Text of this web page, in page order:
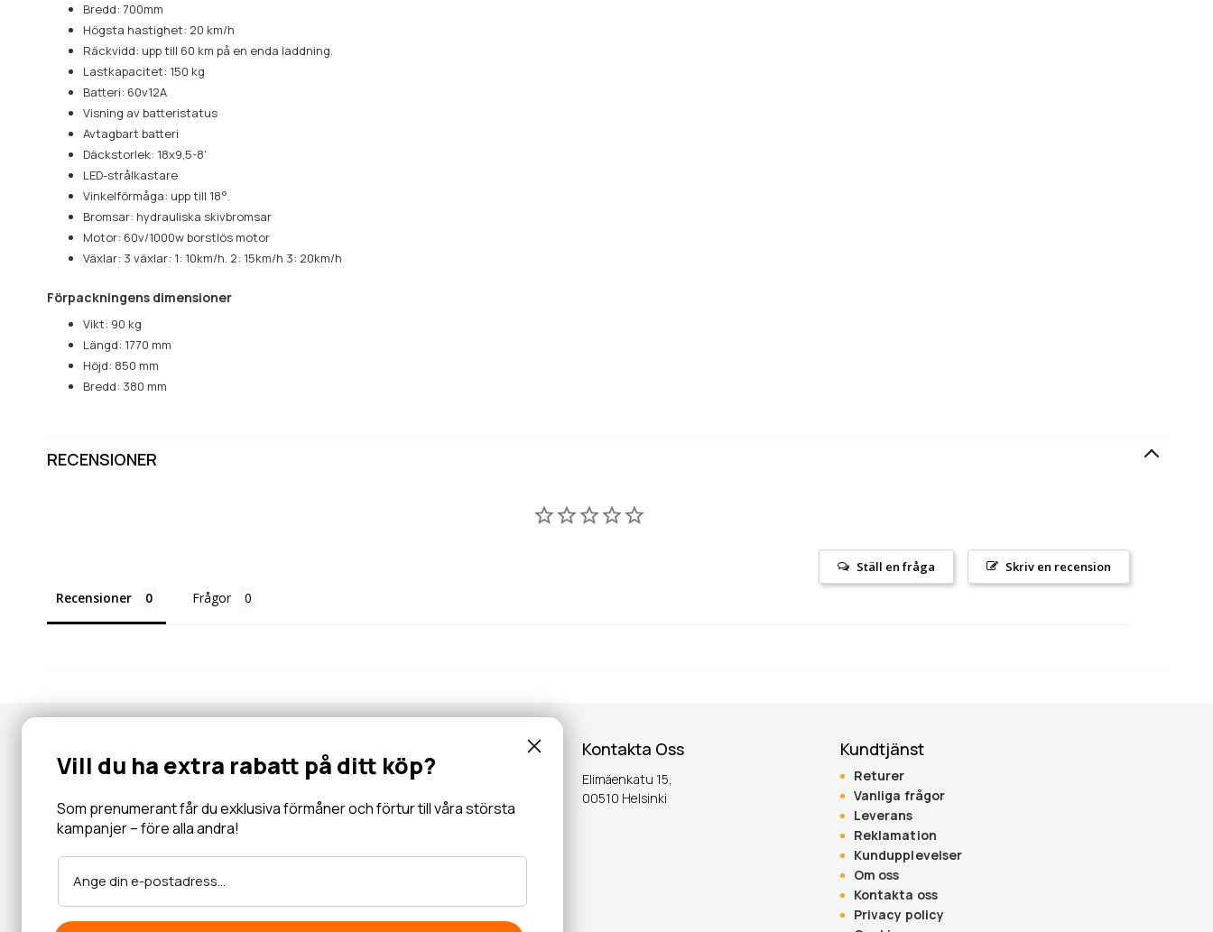
Bredd: 700mm
Högsta hastighet: 20 km/h
Räckvidd: upp till 60 km på en enda laddning.
Lastkapacitet: 150 kg
Batteri: 60v12A
Visning av batteristatus
Avtagbart batteri
Däckstorlek: 18x9,5-8'
LED-strålkastare
Vinkelförmåga: upp till 18°.
Bromsar: hydrauliska skivbromsar
Motor: 60v/1000w borstlös motor
Växlar: 3 växlar: 1: 10km/h. 2: 15km/h 3: 20km/h
Förpackningens dimensioner
Vikt: 90 kg
Längd: 1770 mm
Höjd: 850 mm
Bredd: 380 mm
RECENSIONER
Skriv en recension
Ställ en fråga
Recensioner Frågor
Nyhetsbrev
inbjudningar och mycket mer.
OK
Kontakta Oss
Elimäenkatu 15,
00510 Helsinki
Kundtjänst
Returer
Vanliga frågor
Leverans
Reklamation
Kundupplevelser
Om oss
Kontakta oss
Privacy policy
Vill du ha extra rabatt på ditt köp?
Som prenumerant får du exklusiva förmåner och förtur till våra största
kampanjer – före alla andra!